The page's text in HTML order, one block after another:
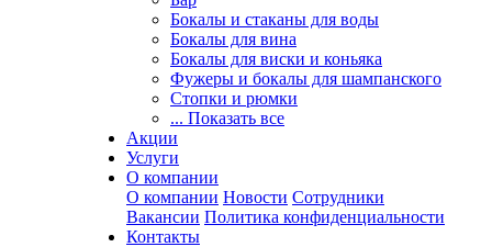
Бокалы и стаканы для воды
Бокалы для вина
Бокалы для виски и коньяка
Фужеры и бокалы для шампанского
Стопки и рюмки
... Показать все
Акции
Услуги
О компании
О компании Новости Сотрудники
Вакансии Политика конфиденциальности
Контакты